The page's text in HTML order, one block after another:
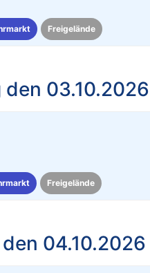
Freigelände
03.10.2026
Freigelände
04.10.2026